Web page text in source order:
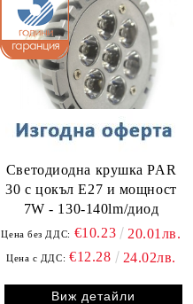
Светодиодна крушка PAR
30 с цокъл E27 и мощност
7W - 130-140lm/диод
Цена без ДДС: €10.23 20.01лв.
Цена с ДДС: €12.28 24.02лв.
Виж детайли